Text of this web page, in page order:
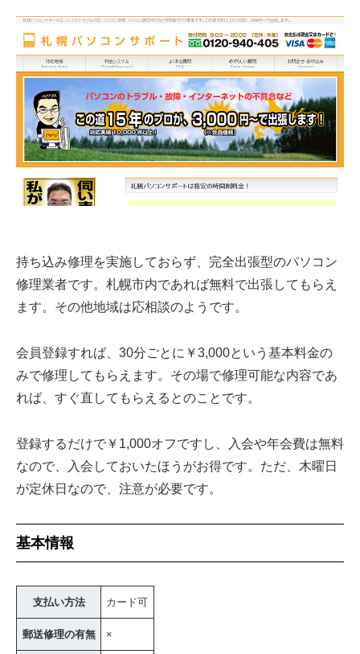
持ち込み修理を実施しておらず、完全出張型のパソコン
修理業者です。札幌市内であれば無料で出張してもらえ
ます。その他地域は応相談のようです。
会員登録すれば、30分ごとに￥3,000という基本料金の
みで修理してもらえます。その場で修理可能な内容であ
れば、すぐ直してもらえるとのことです。
登録するだけで￥1,000オフですし、入会や年会費は無料
なので、入会しておいたほうがお得です。ただ、木曜日
が定休日なので、注意が必要です。
基本情報
支払い方法 カード可
郵送修理の有無 ×